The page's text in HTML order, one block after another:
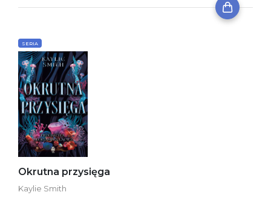
SERIA
Okrutna przysięga
Kaylie Smith